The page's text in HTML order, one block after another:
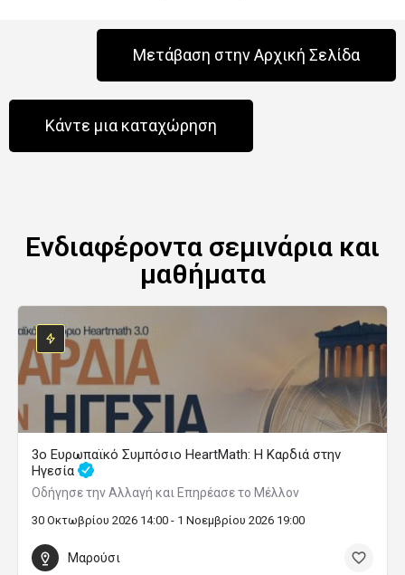
Μετάβαση στην Αρχική Σελίδα
Κάντε μια καταχώρηση
Ενδιαφέροντα σεμινάρια και
μαθήματα
3ο Ευρωπαϊκό Συμπόσιο HeartMath: Η Καρδιά στην
Ηγεσία
Οδήγησε την Αλλαγή και Επηρέασε το Μέλλον
30 Οκτωβρίου 2026 14:00 - 1 Νοεμβρίου 2026 19:00
Μαρούσι